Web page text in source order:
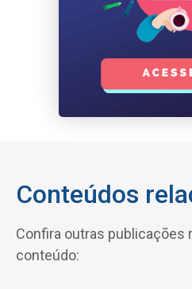
Conteúdos
Confira outras publicações
conteúdo: